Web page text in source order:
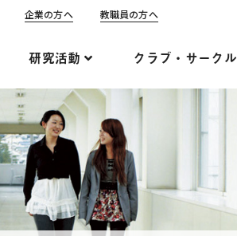
企業の方へ 教職員の方へ
研究活動 クラブ・サークル